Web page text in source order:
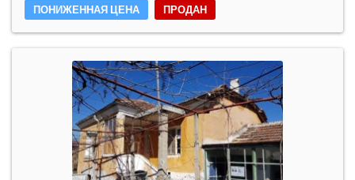
ПОНИЖЕННАЯ ЦЕНА ПРОДАН